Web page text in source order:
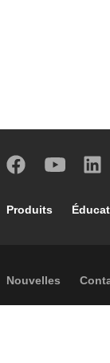
Footer
Produits
Footer
Nouvelles